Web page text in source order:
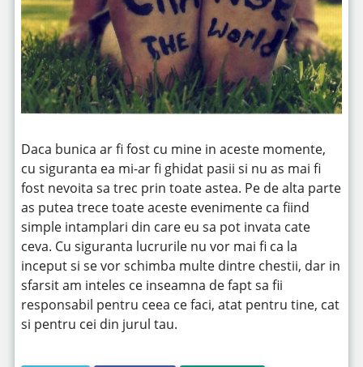
Daca bunica ar fi fost cu mine in aceste momente,
cu siguranta ea mi-ar fi ghidat pasii si nu as mai fi
fost nevoita sa trec prin toate astea. Pe de alta parte
as putea trece toate aceste evenimente ca fiind
simple intamplari din care eu sa pot invata cate
ceva. Cu siguranta lucrurile nu vor mai fi ca la
inceput si se vor schimba multe dintre chestii, dar in
sfarsit am inteles ce inseamna de fapt sa fii
responsabil pentru ceea ce faci, atat pentru tine, cat
si pentru cei din jurul tau.